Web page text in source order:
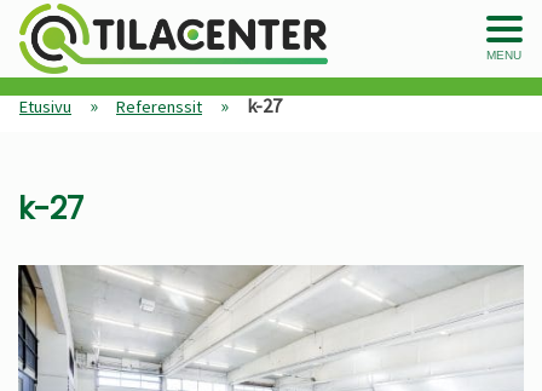
MENU
Etusivu » Referenssit » k-27
k-27